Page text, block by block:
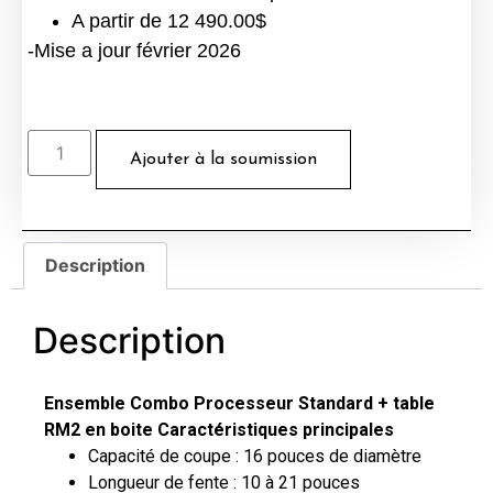
A partir de 12 490.00$
-Mise a jour février 2026
Ajouter à la soumission
Description
Description
Ensemble Combo Processeur Standard + table
RM2 en boite Caractéristiques principales
Capacité de coupe : 16 pouces de diamètre
Longueur de fente : 10 à 21 pouces